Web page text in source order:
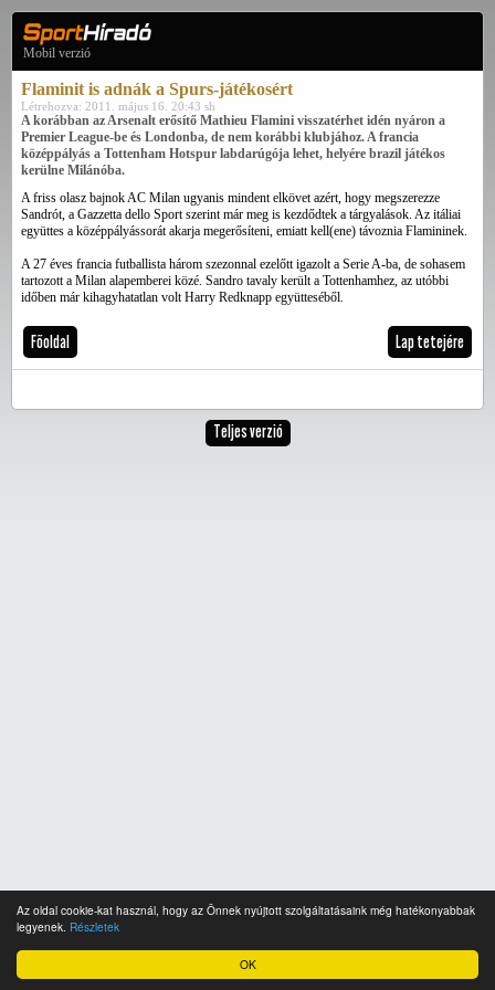
OK
Az oldal cookie-kat használ, hogy az Önnek nyújtott szolgáltatásaink még hatékonyabbak
legyenek. Részletek
Mobil verzió
Flaminit is adnák a Spurs-játékosért
Létrehozva: 2011. május 16. 20:43 sh
A korábban az Arsenalt erősítő Mathieu Flamini visszatérhet idén nyáron a
Premier League-be és Londonba, de nem korábbi klubjához. A francia
középpályás a Tottenham Hotspur labdarúgója lehet, helyére brazil játékos
kerülne Milánóba.
A friss olasz bajnok AC Milan ugyanis mindent elkövet azért, hogy megszerezze
Sandrót, a Gazzetta dello Sport szerint már meg is kezdődtek a tárgyalások. Az itáliai
együttes a középpályássorát akarja megerősíteni, emiatt kell(ene) távoznia Flamininek.
A 27 éves francia futballista három szezonnal ezelőtt igazolt a Serie A-ba, de sohasem
tartozott a Milan alapemberei közé. Sandro tavaly került a Tottenhamhez, az utóbbi
időben már kihagyhatatlan volt Harry Redknapp együtteséből.
Főoldal Lap tetejére
Teljes verzió